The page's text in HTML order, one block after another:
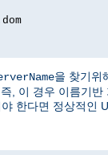
을 찾기위
, 이 경우 이름기
한다면 정상적인